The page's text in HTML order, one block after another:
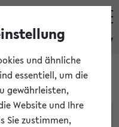
eKVV
Räume
und ähnliche
essentiell, um die
gewährleisten,
Website und Ihre
Sie zustimmen,